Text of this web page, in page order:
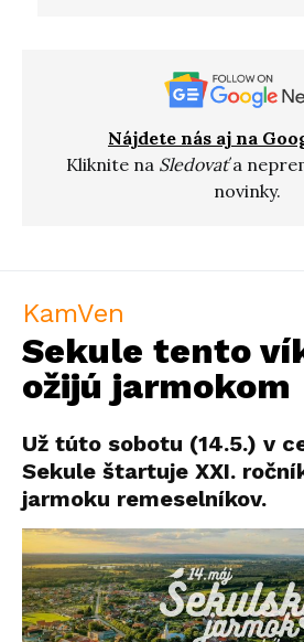
Nájdete nás aj na
Kliknite na Sledovaťa
novinky.
KamVen
Sekule tento
ožijú jarmokom
Už túto sobotu (14.5.) v
Sekule štartuje XXI.
jarmoku remeselníkov.